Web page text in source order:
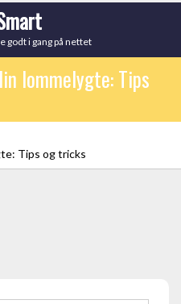
godt i gang på nettet
lommelygte: Tips
Tips og tricks